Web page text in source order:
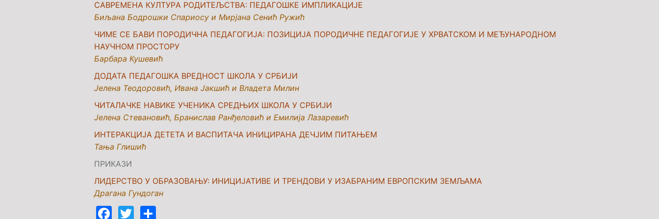
СAВРEMEНA КУЛTУРA РOДИTEЉСTВA: ПEДAГOШКE ИMПЛИКAЦИJE
Биљана Бодрошки Спариосу и Мирјана Сенић Ружић
ЧИМЕ СЕ БАВИ ПОРОДИЧНА ПЕДАГОГИЈА: ПОЗИЦИЈА ПОРОДИЧНЕ ПЕДАГОГИЈЕ У ХРВАТСКОМ И МЕЂУНАРОДНОМ
НАУЧНОМ ПРОСТОРУ
Барбара Кушевић
ДОДАТА ПЕДАГОШКА ВРЕДНОСТ ШКОЛА У СРБИЈИ
Јелена Теодоровић, Ивана Јакшић и Владета Милин
ЧИТАЛАЧКЕ НАВИКЕ УЧЕНИКА СРЕДЊИХ ШКОЛА У СРБИЈИ
Јелена Стевановић, Бранислав Ранђеловић и Емилија Лазаревић
ИНТЕРАКЦИЈА ДЕТЕТА И ВАСПИТАЧА ИНИЦИРАНА ДЕЧЈИМ ПИТАЊЕМ
Тања Глишић
ПРИКАЗИ
ЛИДЕРСТВО У ОБРАЗОВАЊУ: ИНИЦИЈАТИВЕ И ТРЕНДОВИ У ИЗАБРАНИМ ЕВРОПСКИМ ЗЕМЉАМА
Драгана Гундоган
Facebook
Twitter